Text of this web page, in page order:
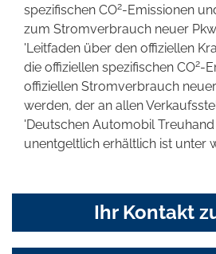
spezifischen CO2-Emissionen
zum Stromverbrauch neuer
'Leitfaden über den offiziellen
die offiziellen spezifischen CO2-
offiziellen Stromverbrauch
werden, der an allen
'Deutschen Automobil
unentgeltlich erhältlich ist unter
Ihr Kontakt